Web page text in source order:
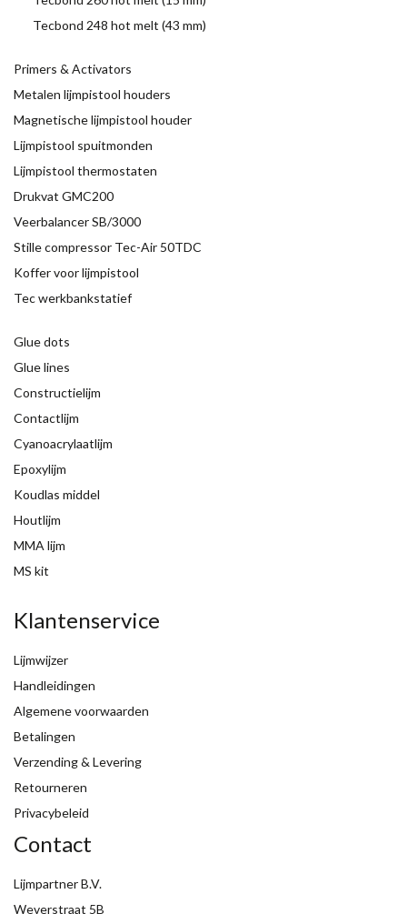
Tecbond 248 hot melt (43 mm)
Primers & Activators
Metalen lijmpistool houders
Magnetische lijmpistool houder
Lijmpistool spuitmonden
Lijmpistool thermostaten
Drukvat GMC200
Veerbalancer SB/3000
Stille compressor Tec-Air 50TDC
Koffer voor lijmpistool
Tec werkbankstatief
Glue dots
Glue lines
Constructielijm
Contactlijm
Cyanoacrylaatlijm
Epoxylijm
Koudlas middel
Houtlijm
MMA lijm
MS kit
Klantenservice
Lijmwijzer
Handleidingen
Algemene voorwaarden
Betalingen
Verzending & Levering
Retourneren
Privacybeleid
Contact
Lijmpartner B.V.
Weverstraat 5B